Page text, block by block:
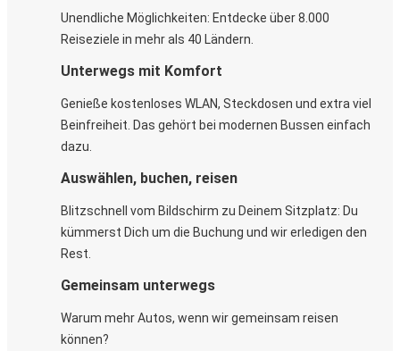
Unendliche Möglichkeiten: Entdecke über 8.000
Reiseziele in mehr als 40 Ländern.
Unterwegs mit Komfort
Genieße kostenloses WLAN, Steckdosen und extra viel
Beinfreiheit. Das gehört bei modernen Bussen einfach
dazu.
Auswählen, buchen, reisen
Blitzschnell vom Bildschirm zu Deinem Sitzplatz: Du
kümmerst Dich um die Buchung und wir erledigen den
Rest.
Gemeinsam unterwegs
Warum mehr Autos, wenn wir gemeinsam reisen
können?